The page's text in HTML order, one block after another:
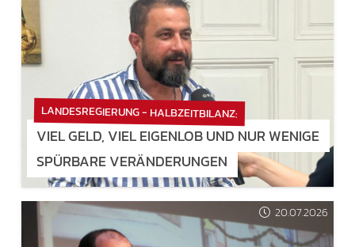
LANDESREGIERUNG - HALBZEITBILANZ:
VIEL GELD, VIEL EIGENLOB UND NUR WENIGE
SPÜRBARE VERÄNDERUNGEN
20.07.2026